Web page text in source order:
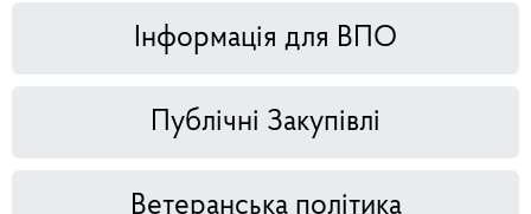
Інформація для ВПО
Публічні Закупівлі
Ветеранська політика